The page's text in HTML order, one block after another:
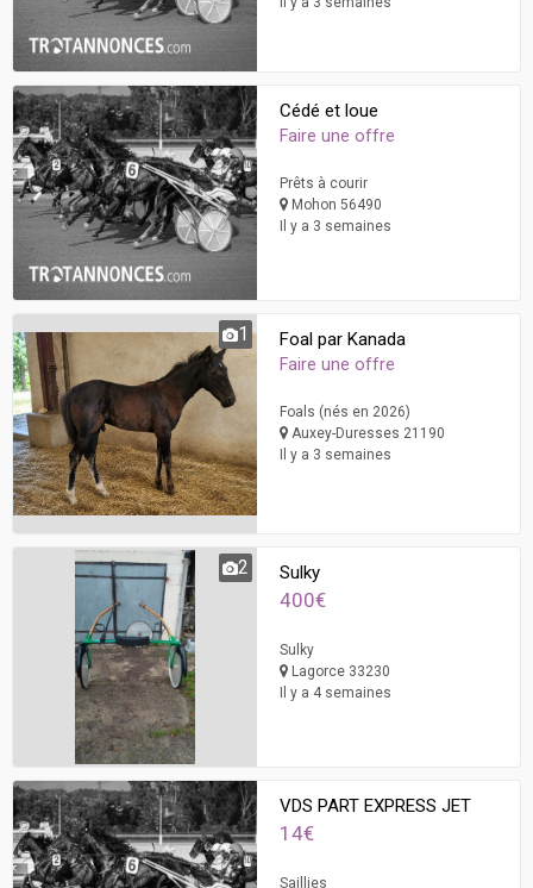
Cédé et loue
Faire une offre
Prêts à courir
Mohon 56490
Il y a 3 semaines
1 Foal par Kanada
Faire une offre
Foals (nés en 2026)
Auxey-Duresses 21190
Il y a 3 semaines
2 Sulky
400€
Sulky
Lagorce 33230
Il y a 4 semaines
VDS PART EXPRESS JET
14€
Saillies